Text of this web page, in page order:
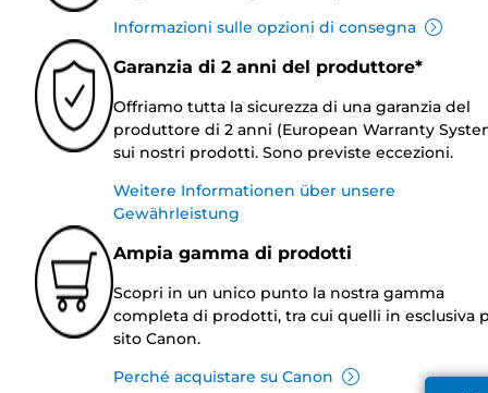
Informazioni sulle opzioni di consegna
Garanzia di 2 anni del produttore*
Offriamo tutta la sicurezza di una garanzia del
produttore di 2 anni (European Warranty
sui nostri prodotti. Sono previste eccezioni.
Weitere Informationen über unsere
Gewährleistung
Ampia gamma di prodotti
Scopri in un unico punto la nostra gamma
completa di prodotti, tra cui quelli in esclusiva
sito Canon.
Perché acquistare su Canon